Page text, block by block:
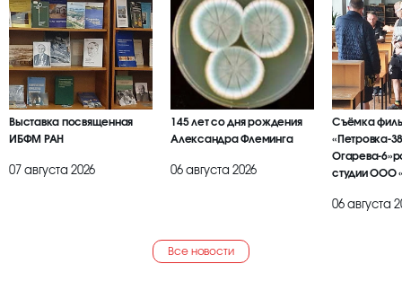
Выставка посвященная
ИБФМ РАН
07 августа 2026
145 лет со дня рождения
Александра Флеминга
06 августа 2026
Съёмка
«Петровка-
Огарева-
студии ООО
06 августа
Все новости